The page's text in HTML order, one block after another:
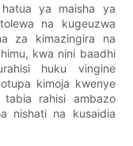
ya maisha ya
na kugeuzwa
za kimazingira na
kwa nini baadhi
huku vingine
kimoja kwenye
rahisi ambazo
nishati na kusaidia